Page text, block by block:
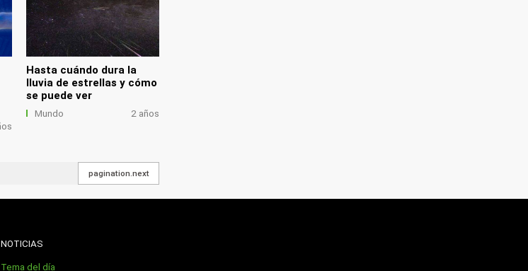
Hasta cuándo dura la
lluvia de estrellas y cómo
se puede ver
Mundo 2 años
pagination.next
NOTICIAS
Tema del día